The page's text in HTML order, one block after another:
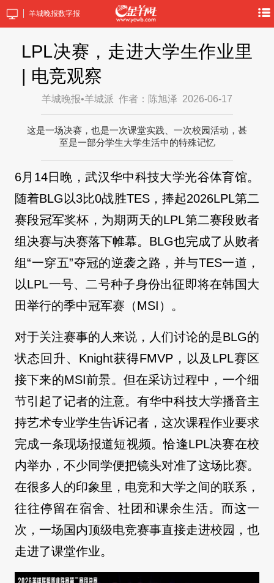
羊城晚报数字报
LPL决赛，走进大学生作业里
| 电竞观察
羊城晚报•羊城派 作者：陈旭泽 2026-06-17
这是一场决赛，也是一次课堂实践、一次校园活动，甚
至是一部分学生大学生活中的特殊记忆
6月14日晚，武汉华中科技大学光谷体育馆。
随着BLG以3比0战胜TES，捧起2026LPL第二
赛段冠军奖杯，为期两天的LPL第二赛段败者
组决赛与决赛落下帷幕。BLG也完成了从败者
组“一穿五”夺冠的逆袭之路，并与TES一道，
以LPL一号、二号种子身份出征即将在韩国大
田举行的季中冠军赛（MSI）。
对于关注赛事的人来说，人们讨论的是BLG的
状态回升、Knight获得FMVP，以及LPL赛区
接下来的MSI前景。但在采访过程中，一个细
节引起了记者的注意。有华中科技大学播音主
持艺术专业学生告诉记者，这次课程作业要求
完成一条现场报道短视频。恰逢LPL决赛在校
内举办，不少同学便把镜头对准了这场比赛。
在很多人的印象里，电竞和大学之间的联系，
往往停留在宿舍、社团和课余生活。而这一
次，一场国内顶级电竞赛事直接走进校园，也
走进了课堂作业。